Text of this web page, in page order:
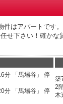
はアパートです
せ下さい！確か
分 「馬場谷」 停
分 「馬場谷」 停
築
2
木